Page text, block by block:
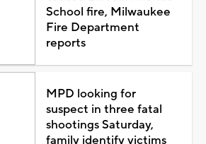
School fire, Milwaukee
Fire Department
reports
MPD looking for
suspect in three fatal
shootings Saturday,
family identify victims